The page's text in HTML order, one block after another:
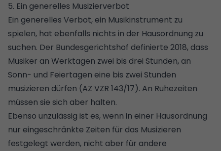
5. Ein generelles Musizierverbot
Ein generelles Verbot, ein Musikinstrument zu
spielen, hat ebenfalls nichts in der Hausordnung zu
suchen. Der Bundesgerichtshof definierte 2018, dass
Musiker an Werktagen zwei bis drei Stunden, an
Sonn- und Feiertagen eine bis zwei Stunden
musizieren dürfen (AZ VZR 143/17). An Ruhezeiten
müssen sie sich aber halten.
Ebenso unzulässig ist es, wenn in einer Hausordnung
nur eingeschränkte Zeiten für das Musizieren
festgelegt werden, nicht aber für andere